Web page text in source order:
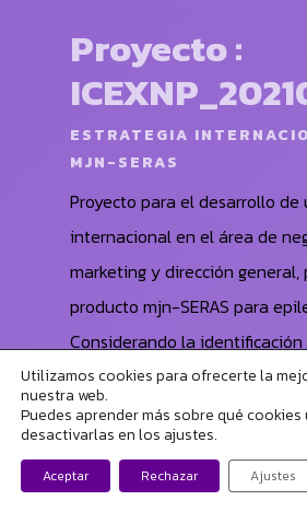
Proyecto :
ESTRATEGIA
MJN-SERAS
Proyecto para el desarrollo
internacional en el área de
marketing y dirección general,
producto mjn-SERAS para
Considerando la identificación
el nicho del producto, la
canales de comercialización.
Realizado en colaboración con
Utilizamos cookies para ofrecerte la
nuestra web.
Puedes aprender más sobre qué
desactivarlas en los ajustes.
Aceptar Rechazar Ajustes
Contacta con